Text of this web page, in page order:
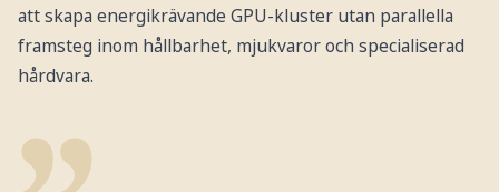
att skapa energikrävande GPU-kluster utan parallella
framsteg inom hållbarhet, mjukvaror och specialiserad
hårdvara.